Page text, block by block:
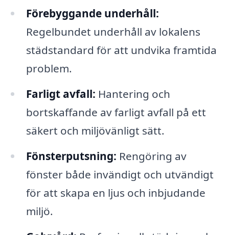
Förebyggande underhåll:
Regelbundet underhåll av lokalens
städstandard för att undvika framtida
problem.
Farligt avfall: Hantering och
bortskaffande av farligt avfall på ett
säkert och miljövänligt sätt.
Fönsterputsning: Rengöring av
fönster både invändigt och utvändigt
för att skapa en ljus och inbjudande
miljö.